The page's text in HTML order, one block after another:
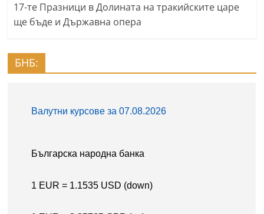
17-те Празници в Долината на тракийските царе
ще бъде и Държавна опера
БНБ: